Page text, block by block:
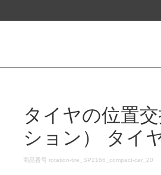
タイヤの位置
ション） タイ
DETAILS
商品番号 rotation-tire_SP2166_compact-car_20